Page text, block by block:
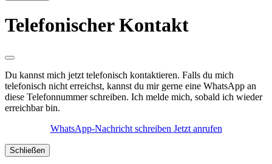
Telefonischer Kontakt
Du kannst mich jetzt telefonisch kontaktieren. Falls du mich
telefonisch nicht erreichst, kannst du mir gerne eine WhatsApp an
diese Telefonnummer schreiben. Ich melde mich, sobald ich wieder
erreichbar bin.
WhatsApp-Nachricht schreiben Jetzt anrufen
Schließen